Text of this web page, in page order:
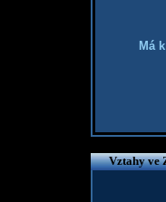
Má
Vztahy ve